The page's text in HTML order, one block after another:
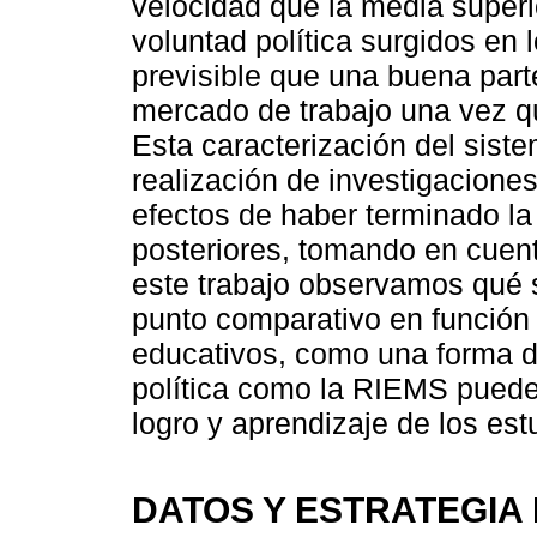
voluntad política surgidos en
previsible que una buena
mercado de trabajo una vez
Esta caracterización del
realización de
efectos de haber terminado
posteriores, tomando en
este trabajo observamos
punto comparativo en
educativos, como una forma
política como la RIEMS
logro y aprendizaje de los
DATOS Y